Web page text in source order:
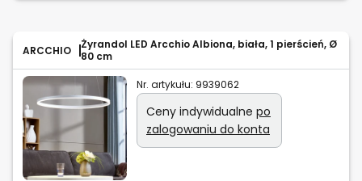
ARCCHIO
Żyrandol LED Arcchio Albiona, biała, 1 pierścień, Ø
80 cm
Nr. artykułu: 9939062
Ceny indywidualne po
zalogowaniu do konta